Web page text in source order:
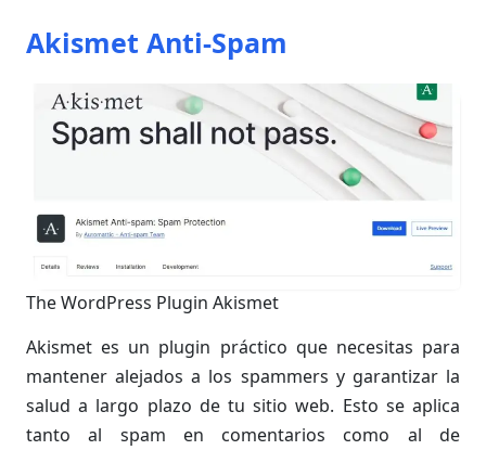
Akismet Anti-Spam
The WordPress Plugin Akismet
Akismet es un plugin práctico que necesitas para
mantener alejados a los spammers y garantizar la
salud a largo plazo de tu sitio web. Esto se aplica
tanto al spam en comentarios como al de